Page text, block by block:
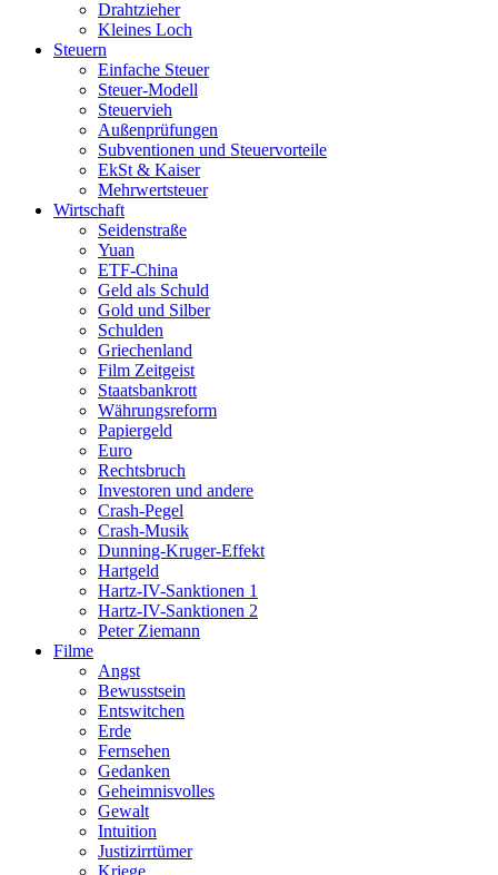
Drahtzieher
Kleines Loch
Steuern
Einfache Steuer
Steuer-Modell
Steuervieh
Außenprüfungen
Subventionen und Steuervorteile
EkSt & Kaiser
Mehrwertsteuer
Wirtschaft
Seidenstraße
Yuan
ETF-China
Geld als Schuld
Gold und Silber
Schulden
Griechenland
Film Zeitgeist
Staatsbankrott
Währungsreform
Papiergeld
Euro
Rechtsbruch
Investoren und andere
Crash-Pegel
Crash-Musik
Dunning-Kruger-Effekt
Hartgeld
Hartz-IV-Sanktionen 1
Hartz-IV-Sanktionen 2
Peter Ziemann
Filme
Angst
Bewusstsein
Entswitchen
Erde
Fernsehen
Gedanken
Geheimnisvolles
Gewalt
Intuition
Justizirrtümer
Kriege